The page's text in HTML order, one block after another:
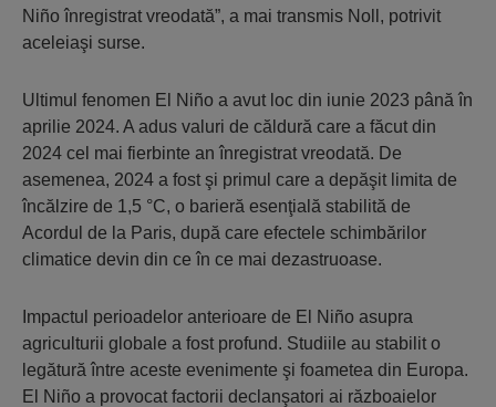
Niño înregistrat vreodată”, a mai transmis Noll, potrivit
aceleiaşi surse.
Ultimul fenomen El Niño a avut loc din iunie 2023 până în
aprilie 2024. A adus valuri de căldură care a făcut din
2024 cel mai fierbinte an înregistrat vreodată. De
asemenea, 2024 a fost şi primul care a depăşit limita de
încălzire de 1,5 °C, o barieră esenţială stabilită de
Acordul de la Paris, după care efectele schimbărilor
climatice devin din ce în ce mai dezastruoase.
Impactul perioadelor anterioare de El Niño asupra
agriculturii globale a fost profund. Studiile au stabilit o
legătură între aceste evenimente şi foametea din Europa.
El Niño a provocat factorii declanşatori ai războaielor